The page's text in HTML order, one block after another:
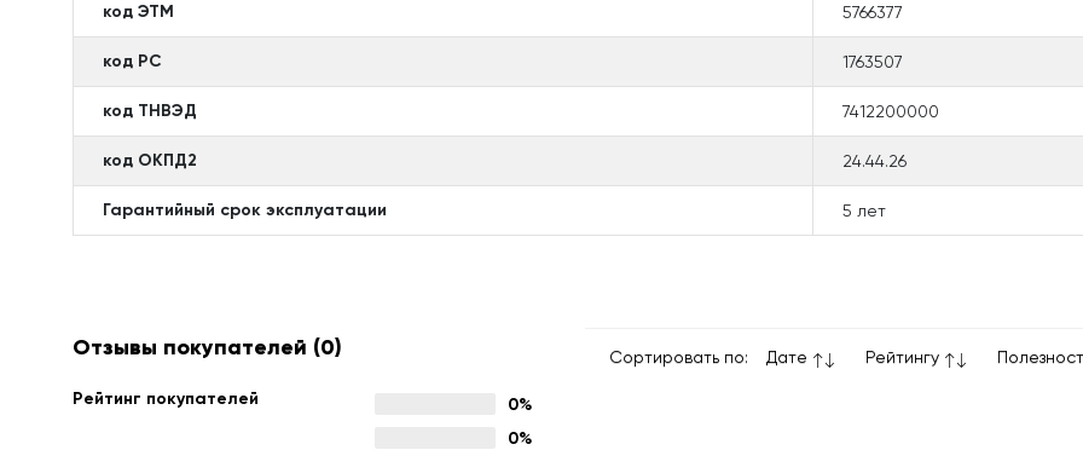
код ЭТМ 5766377
код РС 1763507
код ТНВЭД 7412200000
код ОКПД2 24.44.26
Гарантийный срок эксплуатации 5 лет
Отзывы покупателей (0)
Рейтинг покупателей
0%
0%
Сортировать по: Дате Рейтингу